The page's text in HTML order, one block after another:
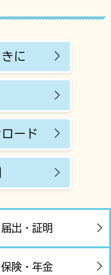
時42分確
時00分確
に
ード
届出・証明
保険・年金